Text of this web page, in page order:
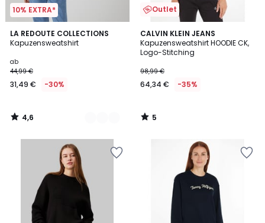
10% EXTRA*
LA REDOUTE COLLECTIONS
Kapuzensweatshirt
Ab
31,49
€
44,99
€
angewendet.
ab
44,99 €
31,49 € -30%
4,6
/ 5
2
Farben
4,6
/
Outlet
CALVIN KLEIN JEANS
Kapuzensweatshirt HOODIE CK,
Logo-Stitching
98,99 €
64,34 € -35%
5
/
5
5
/